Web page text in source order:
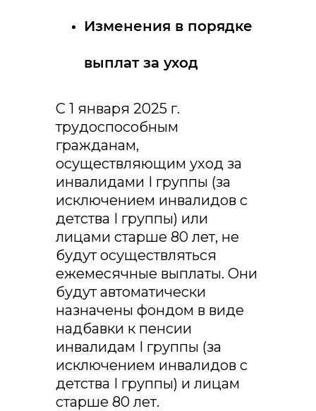
Изменения в порядке
выплат за уход
С 1 января 2025 г.
трудоспособным
гражданам,
осуществляющим уход за
инвалидами I группы (за
исключением инвалидов с
детства I группы) или
лицами старше 80 лет, не
будут осуществляться
ежемесячные выплаты. Они
будут автоматически
назначены фондом в виде
надбавки к пенсии
инвалидам I группы (за
исключением инвалидов с
детства I группы) и лицам
старше 80 лет.